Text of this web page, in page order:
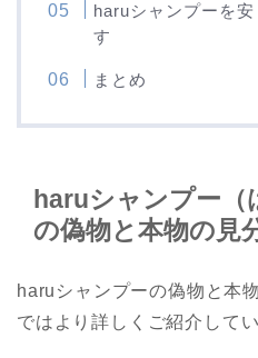
haruシャンプーを
す
まとめ
haruシャンプー（
の偽物と本物の見
haruシャンプーの偽物と本
ではより詳しくご紹介して